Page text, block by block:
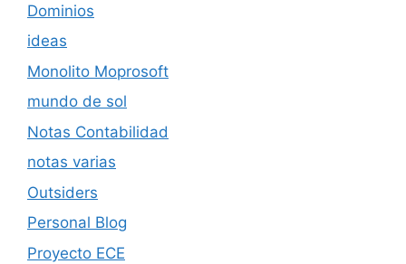
Dominios
ideas
Monolito Moprosoft
mundo de sol
Notas Contabilidad
notas varias
Outsiders
Personal Blog
Proyecto ECE